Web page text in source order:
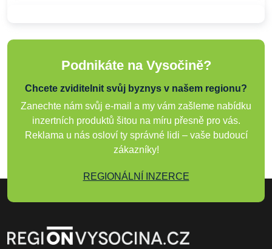
Podnikáte na Vysočině?
Chcete zviditelnit svůj byznys v našem regionu?
Zanechte nám svůj e-mail a my vám zašleme nabídku
inzertních produktů šitou na míru přesně pro vás.
Reklama u nás osloví ty správné lidi – vaše budoucí
zákazníky!
REGIONÁLNÍ INZERCE